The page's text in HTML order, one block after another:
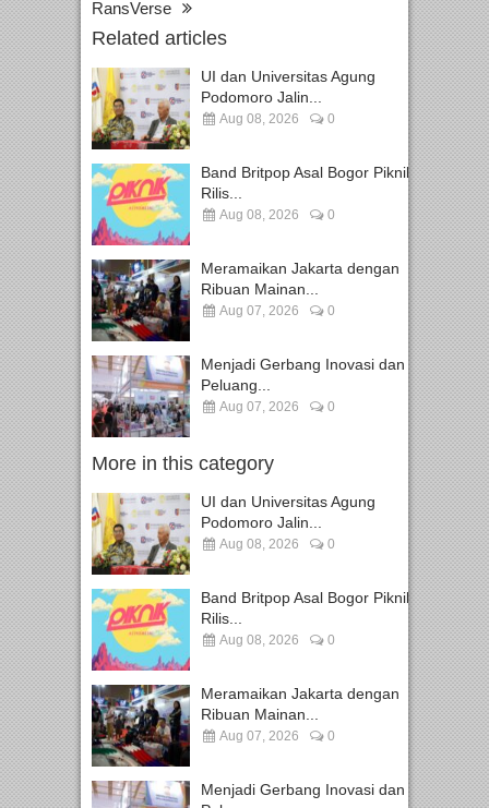
RansVerse
Related articles
UI dan Universitas Agung
Podomoro Jalin...
Aug 08, 2026 0
Band Britpop Asal Bogor Piknik
Rilis...
Aug 08, 2026 0
Meramaikan Jakarta dengan
Ribuan Mainan...
Aug 07, 2026 0
Menjadi Gerbang Inovasi dan
Peluang...
Aug 07, 2026 0
More in this category
UI dan Universitas Agung
Podomoro Jalin...
Aug 08, 2026 0
Band Britpop Asal Bogor Piknik
Rilis...
Aug 08, 2026 0
Meramaikan Jakarta dengan
Ribuan Mainan...
Aug 07, 2026 0
Menjadi Gerbang Inovasi dan